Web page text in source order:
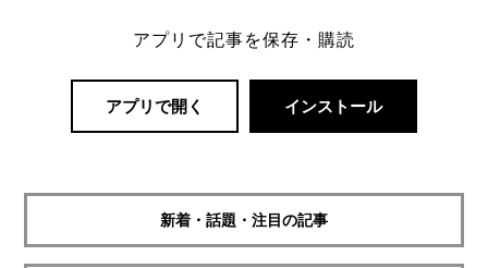
アプリで記事を保存・購読
アプリで開く インストール
新着・話題・注目の記事